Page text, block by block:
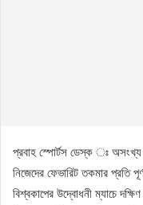
প্রবাহ স্পোর্টস ডেস্ক ঃ অসংখ্য
নিজেদের ফেভারিট তকমার প্রতি
বিশ্বকাপের উদ্বোধনী ম্যাচে